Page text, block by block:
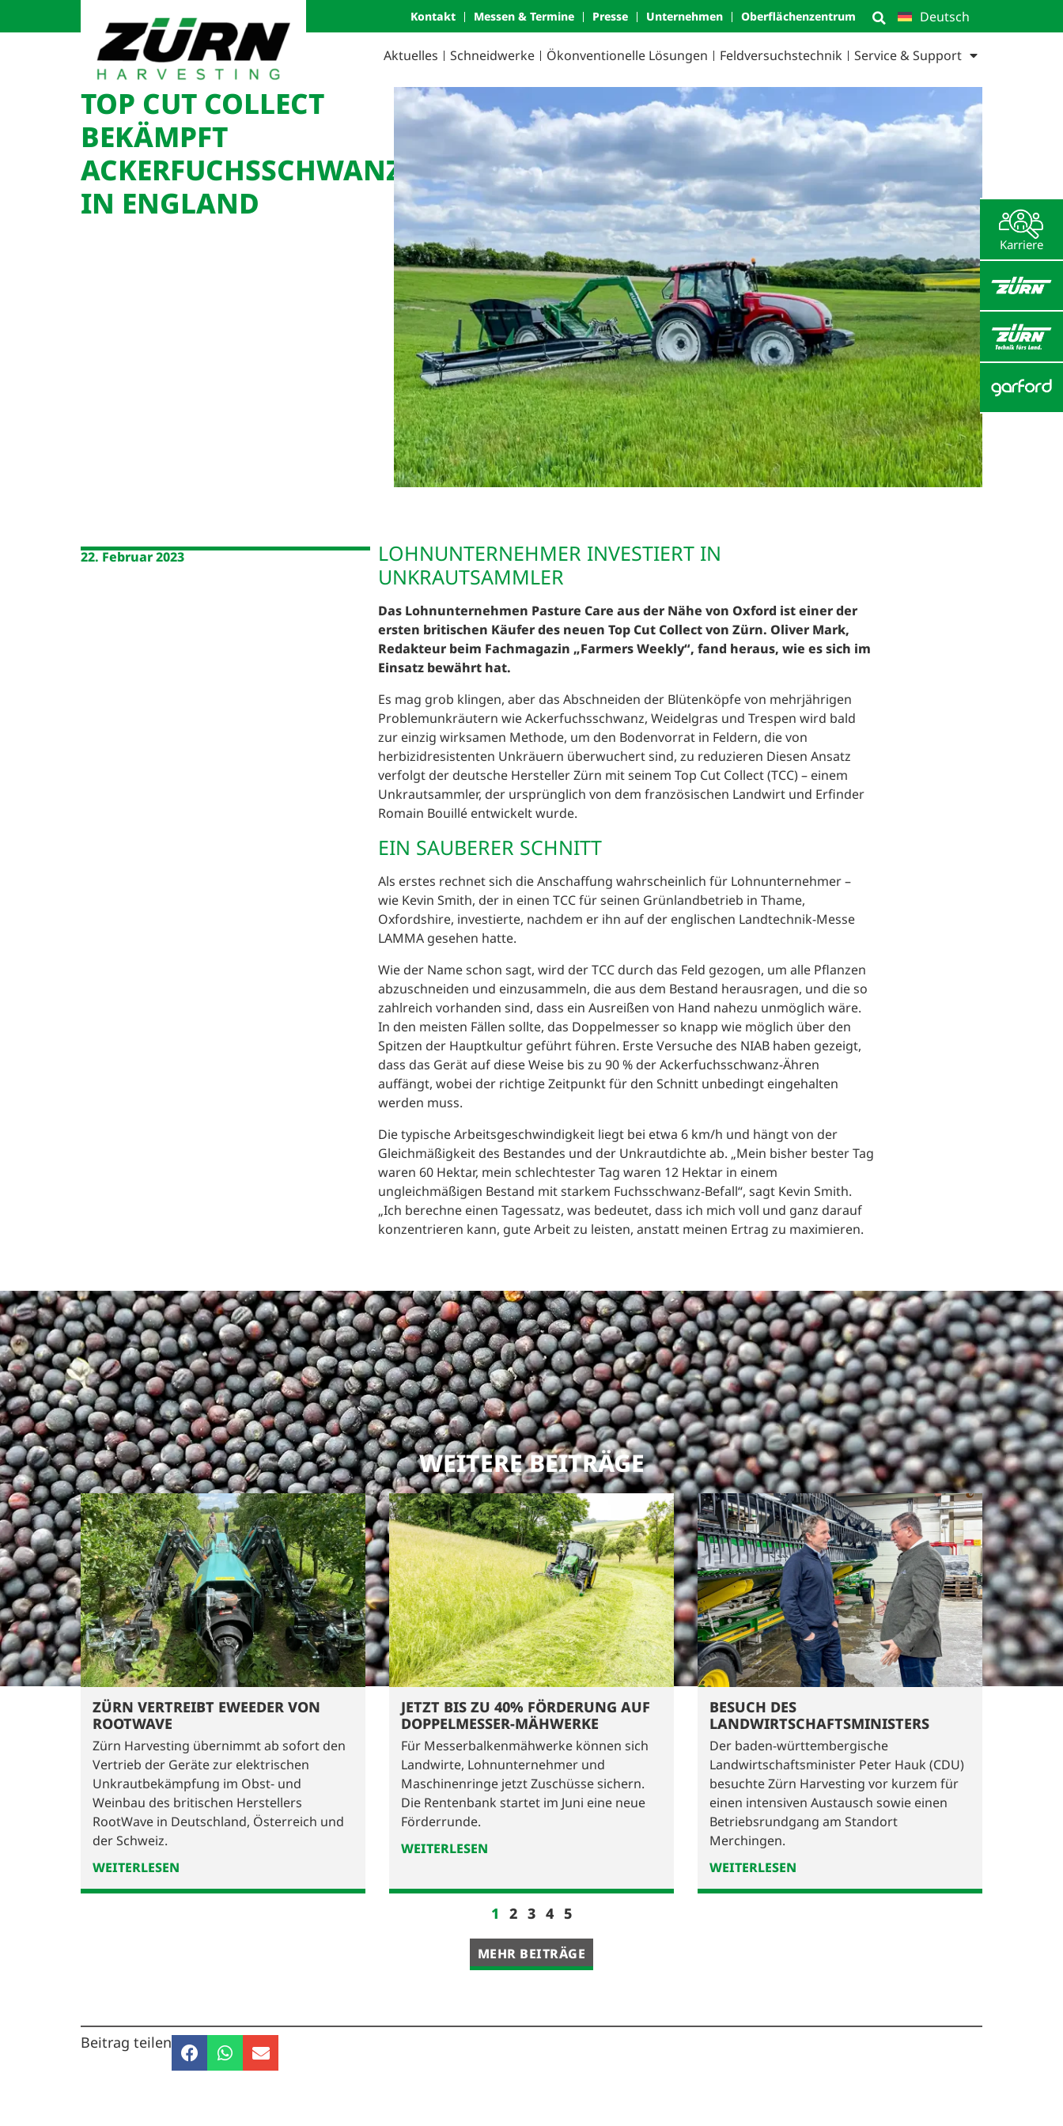
Kontakt Messen & Termine Presse Unternehmen Oberflächen­zentrum Deutsch
Aktuelles Schneidwerke Ökonven­tio­nelle Lösungen Feld­versuchs­technik Service & Support
Karriere
TOP CUT COLLECT
BEKÄMPFT
ACKERFUCHSSCHWANZ
IN ENGLAND
22. Februar 2023
LOHNUNTERNEHMER INVESTIERT IN
UNKRAUTSAMMLER
Das Lohnunternehmen Pasture Care aus der Nähe von Oxford ist einer der
ersten britischen Käufer des neuen Top Cut Collect von Zürn. Oliver Mark,
Redakteur beim Fachmagazin „Farmers Weekly“, fand heraus, wie es sich im
Einsatz bewährt hat.
Es mag grob klingen, aber das Abschneiden der Blütenköpfe von mehrjährigen
Problemunkräutern wie Ackerfuchsschwanz, Weidelgras und Trespen wird bald
zur einzig wirksamen Methode, um den Bodenvorrat in Feldern, die von
herbizidresistenten Unkräuern überwuchert sind, zu reduzieren Diesen Ansatz
verfolgt der deutsche Hersteller Zürn mit seinem Top Cut Collect (TCC) – einem
Unkrautsammler, der ursprünglich von dem französischen Landwirt und Erfinder
Romain Bouillé entwickelt wurde.
EIN SAUBERER SCHNITT
Als erstes rechnet sich die Anschaffung wahrscheinlich für Lohnunternehmer –
wie Kevin Smith, der in einen TCC für seinen Grünlandbetrieb in Thame,
Oxfordshire, investierte, nachdem er ihn auf der englischen Landtechnik-Messe
LAMMA gesehen hatte.
Wie der Name schon sagt, wird der TCC durch das Feld gezogen, um alle Pflanzen
abzuschneiden und einzusammeln, die aus dem Bestand herausragen, und die so
zahlreich vorhanden sind, dass ein Ausreißen von Hand nahezu unmöglich wäre.
In den meisten Fällen sollte, das Doppelmesser so knapp wie möglich über den
Spitzen der Hauptkultur geführt führen. Erste Versuche des NIAB haben gezeigt,
dass das Gerät auf diese Weise bis zu 90 % der Ackerfuchsschwanz-Ähren
auffängt, wobei der richtige Zeitpunkt für den Schnitt unbedingt eingehalten
werden muss.
Die typische Arbeitsgeschwindigkeit liegt bei etwa 6 km/h und hängt von der
Gleichmäßigkeit des Bestandes und der Unkrautdichte ab. „Mein bisher bester Tag
waren 60 Hektar, mein schlechtester Tag waren 12 Hektar in einem
ungleichmäßigen Bestand mit starkem Fuchsschwanz-Befall“, sagt Kevin Smith.
„Ich berechne einen Tagessatz, was bedeutet, dass ich mich voll und ganz darauf
konzentrieren kann, gute Arbeit zu leisten, anstatt meinen Ertrag zu maximieren.
WEITERE BEITRÄGE
ZÜRN VERTREIBT EWEEDER VON
ROOTWAVE
Zürn Harvesting übernimmt ab sofort den
Vertrieb der Geräte zur elektrischen
Unkrautbekämpfung im Obst- und
Weinbau des britischen Herstellers
RootWave in Deutschland, Österreich und
der Schweiz.
WEITERLESEN
JETZT BIS ZU 40% FÖRDERUNG AUF
DOPPELMESSER-MÄHWERKE
Für Messerbalkenmähwerke können sich
Landwirte, Lohnunternehmer und
Maschinenringe jetzt Zuschüsse sichern.
Die Rentenbank startet im Juni eine neue
Förderrunde.
WEITERLESEN
BESUCH DES
LANDWIRTSCHAFTSMINISTERS
Der baden-württembergische
Landwirtschaftsminister Peter Hauk (CDU)
besuchte Zürn Harvesting vor kurzem für
einen intensiven Austausch sowie einen
Betriebsrundgang am Standort
Merchingen.
WEITERLESEN
1 2 3 4 5
MEHR BEITRÄGE
Beitrag teilen